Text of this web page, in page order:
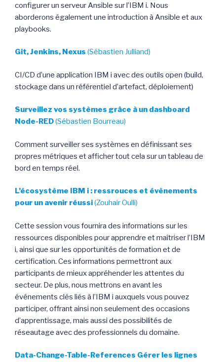
configurer un serveur Ansible sur l’IBM i. Nous
aborderons également une introduction à Ansible et aux
playbooks.
Git, Jenkins, Nexus (Sébastien Julliand)
CI/CD d’une application IBM i avec des outils open (build,
stockage dans un référentiel d’artefact, déploiement)
Surveillez vos systèmes grâce à un dashboard
Node-RED(Sébastien Bourreau)
Comment surveiller ses systèmes en définissant ses
propres métriques et afficher tout cela sur un tableau de
bord en temps réel.
L’écosystème IBM i : ressrouces et évènements
pour un avenir réussi(Zouhair Oulli)
Cette session vous fournira des informations sur les
ressources disponibles pour apprendre et maîtriser l’IBM
i, ainsi que sur les opportunités de formation et de
certification. Ces informations permettront aux
participants de mieux appréhender les attentes du
secteur. De plus, nous mettrons en avant les
événements clés liés à l’IBM i auxquels vous pouvez
participer, offrant ainsi non seulement des occasions
d’apprentissage, mais aussi des possibilités de
réseautage avec des professionnels du domaine.
Data-Change-Table-References Gérer les lignes